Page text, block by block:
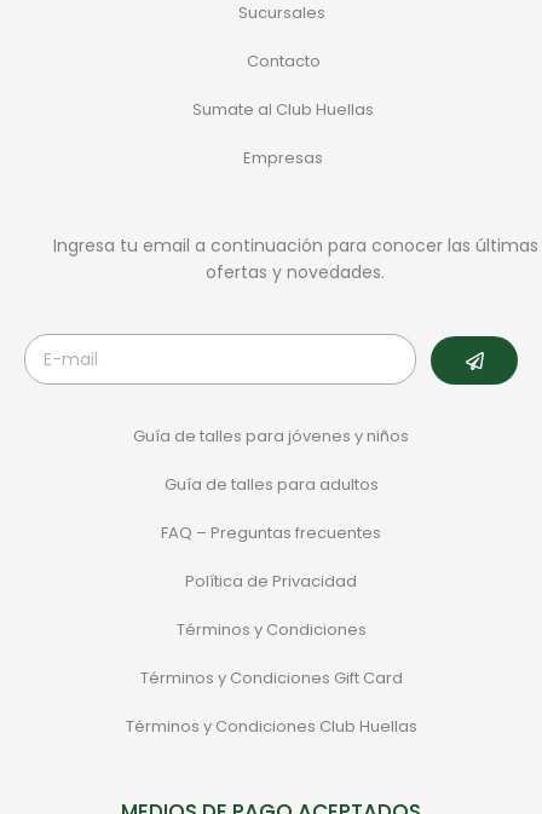
Sucursales
Contacto
Sumate al Club Huellas
Empresas
Ingresa tu email a continuación para conocer las últimas
ofertas y novedades.
Guía de talles para jóvenes y niños
Guía de talles para adultos
FAQ – Preguntas frecuentes
Política de Privacidad
Términos y Condiciones
Términos y Condiciones Gift Card
Términos y Condiciones Club Huellas